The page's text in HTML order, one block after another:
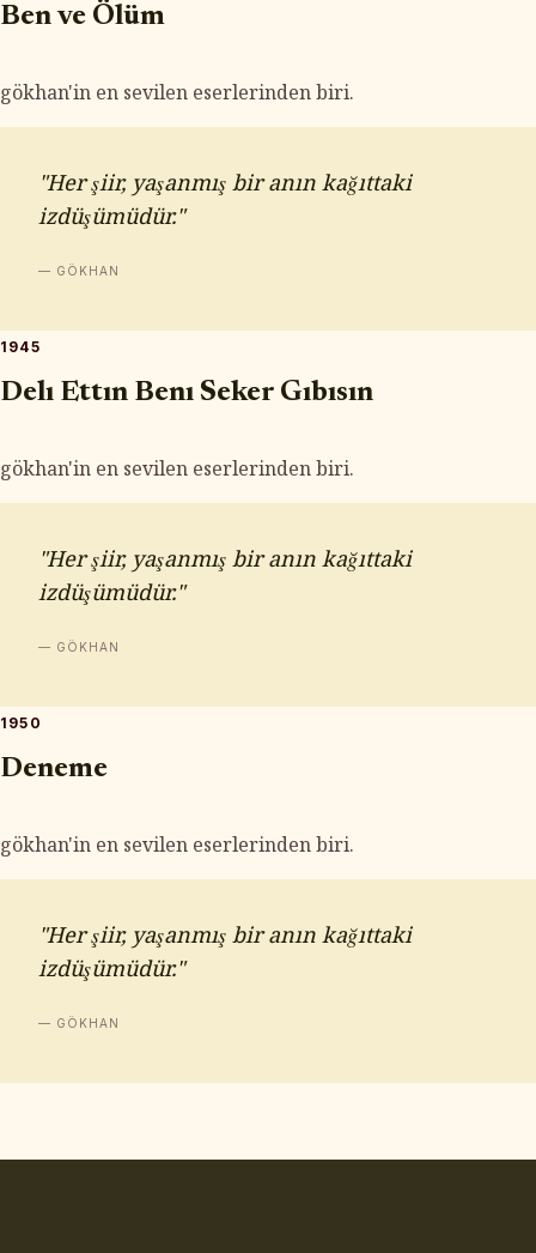
Ben ve Ölüm
gökhan'in en sevilen eserlerinden biri.
"Her şiir, yaşanmış bir anın kağıttaki
izdüşümüdür."
— GÖKHAN
1945
Delı Ettın Benı Seker Gıbısın
gökhan'in en sevilen eserlerinden biri.
"Her şiir, yaşanmış bir anın kağıttaki
izdüşümüdür."
— GÖKHAN
1950
Deneme
gökhan'in en sevilen eserlerinden biri.
"Her şiir, yaşanmış bir anın kağıttaki
izdüşümüdür."
— GÖKHAN